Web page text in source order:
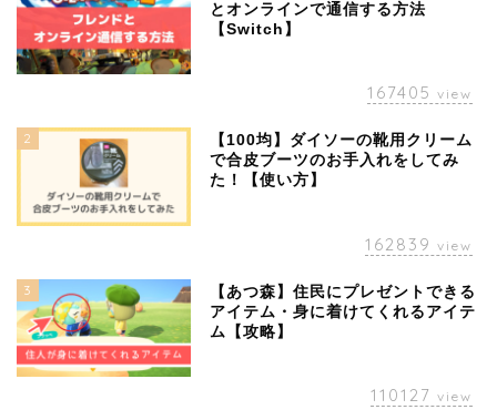
とオンラインで通信する方法
【Switch】
167405 view
2
【100均】ダイソーの靴用クリーム
で合皮ブーツのお手入れをしてみ
た！【使い方】
162839 view
3
【あつ森】住民にプレゼントできる
アイテム・身に着けてくれるアイテ
ム【攻略】
110127 view